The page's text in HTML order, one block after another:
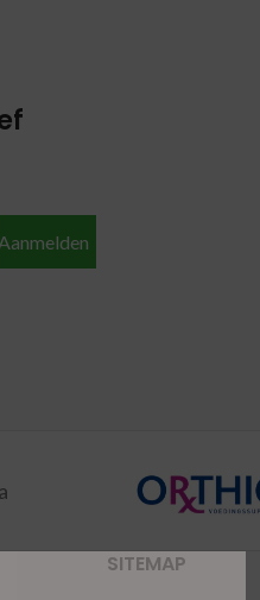
Aanmelden
SITEMAP